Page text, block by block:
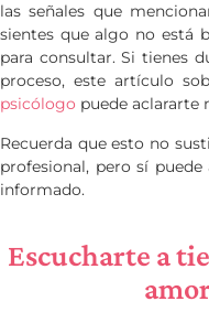
las señales que
sientes que algo no está
para consultar. Si tienes
proceso, este artículo
psicólogo puede aclararte
Recuerda que esto no
profesional, pero sí
informado.
Escucharte a